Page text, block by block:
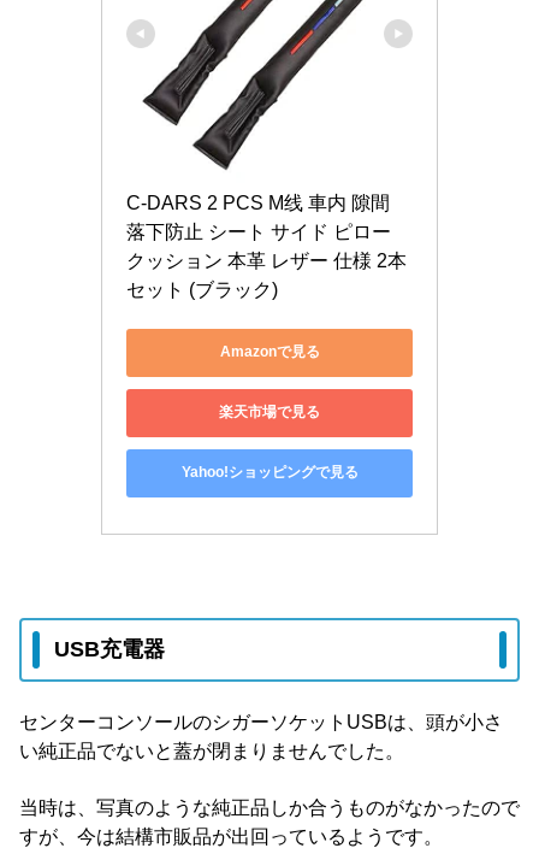
C-DARS 2 PCS M线 車内 隙間
落下防止 シート サイド ピロー
クッション 本革 レザー 仕様 2本
セット (ブラック)
Amazonで見る
楽天市場で見る
Yahoo!ショッピングで見る
USB充電器
センターコンソールのシガーソケットUSBは、頭が小さ
い純正品でないと蓋が閉まりませんでした。
当時は、写真のような純正品しか合うものがなかったので
すが、今は結構市販品が出回っているようです。